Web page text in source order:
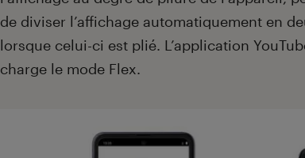
de diviser l’affichage automatiquement en
lorsque celui-ci est plié. L’application
charge le mode Flex.